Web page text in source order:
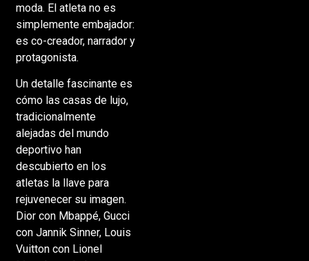
moda. El atleta no es
simplemente embajador:
es co-creador, narrador y
protagonista.
Un detalle fascinante es
cómo las casas de lujo,
tradicionalmente
alejadas del mundo
deportivo han
descubierto en los
atletas la llave para
rejuvenecer su imagen.
Dior con Mbappé, Gucci
con Jannik Sinner, Louis
Vuitton con Lionel